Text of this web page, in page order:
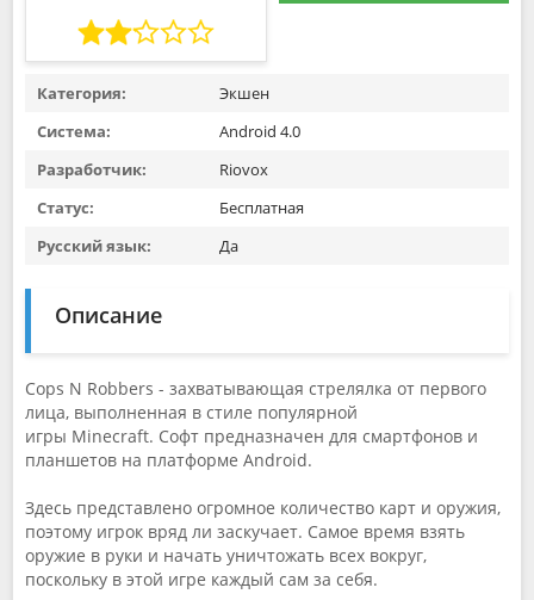
Категория:
Экшен
Система:
Android 4.0
Разработчик:
Riovox
Статус:
Бесплатная
Русский язык:
Да
Описание
Cops N Robbers - захватывающая стрелялка от первого
лица, выполненная в стиле популярной
игры Minecraft. Софт предназначен для смартфонов и
планшетов на платформе Android.
Здесь представлено огромное количество карт и оружия,
поэтому игрок вряд ли заскучает. Самое время взять
оружие в руки и начать уничтожать всех вокруг,
поскольку в этой игре каждый сам за себя.